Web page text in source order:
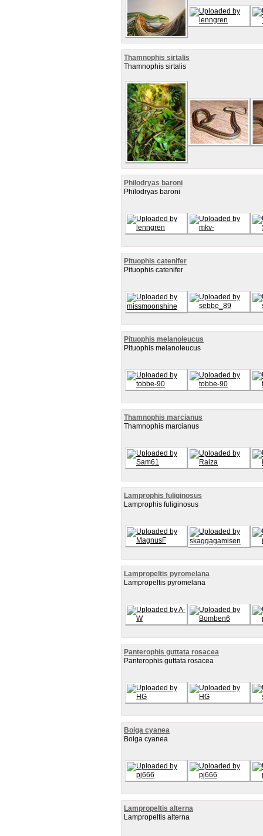
Thamnophis sirtalis
Thamnophis sirtalis
Philodryas baroni
Philodryas baroni
Pituophis catenifer
Pituophis catenifer
Pituophis melanoleucus
Pituophis melanoleucus
Thamnophis marcianus
Thamnophis marcianus
Lamprophis fuliginosus
Lamprophis fuliginosus
Lampropeltis pyromelana
Lampropeltis pyromelana
Panterophis guttata rosacea
Panterophis guttata rosacea
Boiga cyanea
Boiga cyanea
Lampropeltis alterna
Lampropeltis alterna